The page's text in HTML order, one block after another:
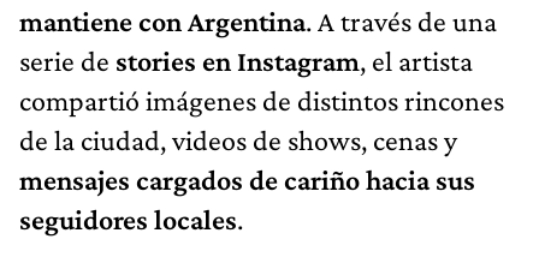
mantiene con Argentina. A través de una
serie de stories en Instagram, el artista
compartió imágenes de distintos rincones
de la ciudad, videos de shows, cenas y
mensajes cargados de cariño hacia sus
seguidores locales.